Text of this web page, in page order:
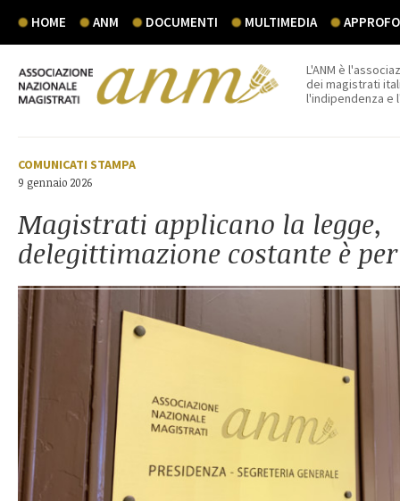
HOME ANM DOCUMENTI MULTIMEDIA
L'ANM è
dei magistrati
l'indipendenza e
COMUNICATI STAMPA
9 gennaio 2026
Magistrati applicano la legge,
delegittimazione costante è